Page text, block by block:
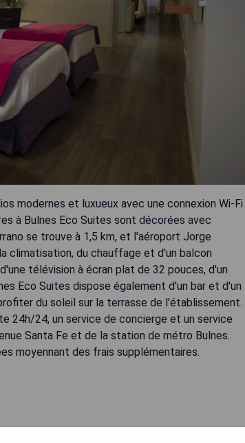
modernes et luxueux avec une connexion Wi-Fi
à Bulnes Eco Suites sont décorées avec
se trouve à 1,5 km, et l'aéroport Jorge
climatisation, du chauffage et d'un balcon
télévision à écran plat de 32 pouces, d'un
Eco Suites dispose également d'un bar et d'un
du soleil sur la terrasse de l'établissement.
24h/24, un service de concierge et un service
Santa Fe et de la station de métro Bulnes.
moyennant des frais supplémentaires.